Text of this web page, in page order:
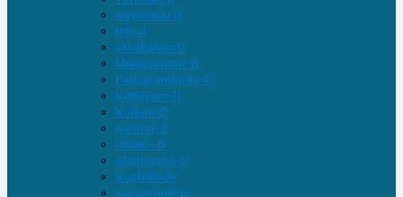
wayanadu d
tvm d
ernakulam D
Malappuram-D
Pathanamthitta-D
Kottayam-D
Kollam-D
Kannur-D
Idukki–D
Alappuzha-D
Kozhikode
Kasaragod-D